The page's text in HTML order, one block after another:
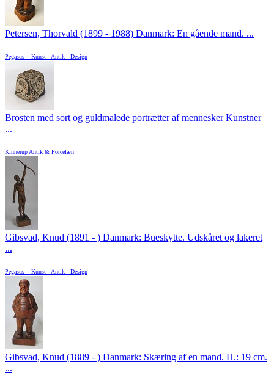
Petersen, Thorvald (1899 - 1988) Danmark: En gående mand. ...
Pegasus – Kunst - Antik - Design
Brosten med sort og guldmalede portrætter af mennesker Kunstner
...
Kinnerup Antik & Porcelæn
Gibsvad, Knud (1891 - ) Danmark: Bueskytte. Udskåret og lakeret
...
Pegasus – Kunst - Antik - Design
Gibsvad, Knud (1889 - ) Danmark: Skæring af en mand. H.: 19 cm.
...